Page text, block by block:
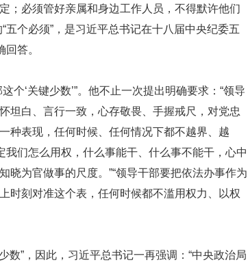
；必须管好亲属和身边工作人员，不得默许他们
五个必须”，是习近平总书记在十八届中央纪委五
答。
个‘关键少数’”。他不止一次提出明确要求：“领导
坦白、言行一致，心存敬畏、手握戒尺，对党忠
种表现，任何时候、任何情况下都不越界、越
我们怎么用权，什么事能干、什么事不能干，心中
晓为官做事的尺度。”“领导干部要把依法办事作为
时刻对准这个表，任何时候都不滥用权力、以权
数”，因此，习近平总书记一再强调：“中央政治局